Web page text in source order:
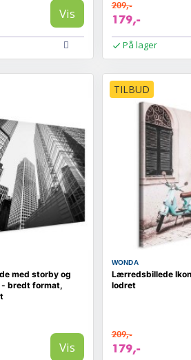
Vis
209,-
179,-
På lager
med storby og
bredt format,
Vis
TILBUD
WONDA
Lærredsbillede
lodret
209,-
179,-